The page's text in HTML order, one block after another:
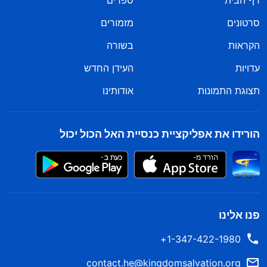
סרטונים
מזמורים
הקראות
בשורה
עדויות
העידן החדש
תצוגת התמונות
אודותינו
הורידו את אפליקציית כנסיית האל הכול יכול
פנו אלינו
1-347-422-1980+
contact.he@kingdomsalvation.org